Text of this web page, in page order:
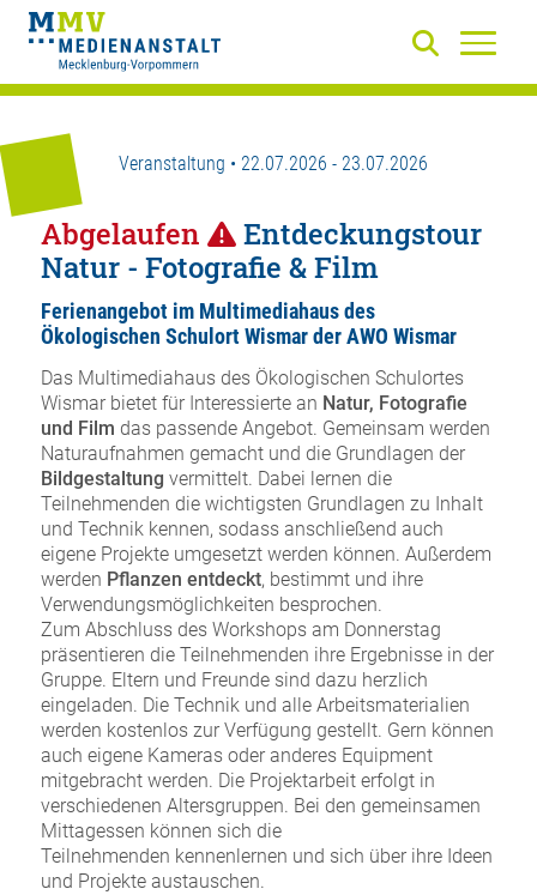
Veranstaltung • 22.07.2026 - 23.07.2026
Abgelaufen
Entdeckungstour
Natur - Fotografie & Film
Ferienangebot im Multimediahaus des
Ökologischen Schulort Wismar der AWO Wismar
Das Multimediahaus des Ökologischen Schulortes
Wismar bietet für Interessierte an Natur, Fotografie
und Film das passende Angebot. Gemeinsam werden
Naturaufnahmen gemacht und die Grundlagen der
Bildgestaltung vermittelt. Dabei lernen die
Teilnehmenden die wichtigsten Grundlagen zu Inhalt
und Technik kennen, sodass anschließend auch
eigene Projekte umgesetzt werden können. Außerdem
werden Pflanzen entdeckt, bestimmt und ihre
Verwendungsmöglichkeiten besprochen.
Zum Abschluss des Workshops am Donnerstag
präsentieren die Teilnehmenden ihre Ergebnisse in der
Gruppe. Eltern und Freunde sind dazu herzlich
eingeladen. Die Technik und alle Arbeitsmaterialien
werden kostenlos zur Verfügung gestellt. Gern können
auch eigene Kameras oder anderes Equipment
mitgebracht werden. Die Projektarbeit erfolgt in
verschiedenen Altersgruppen. Bei den gemeinsamen
Mittagessen können sich die
Teilnehmenden kennenlernen und sich über ihre Ideen
und Projekte austauschen.